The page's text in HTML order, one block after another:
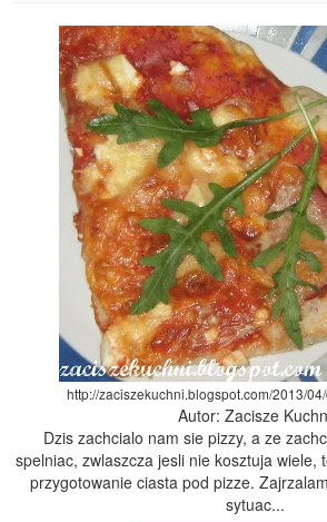
http://zaciszekuchni.blogspot.com/2013/
Autor: Zacisze
Dzis zachcialo nam sie pizzy, a ze
spelniac, zwlaszcza jesli nie kosztuja wiele,
przygotowanie ciasta pod pizze.
sytuac...